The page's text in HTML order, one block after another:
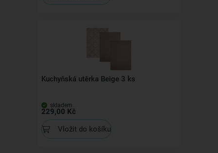
Kuchyňská utěrka Beige 3 ks
skladem
229,00 Kč
Vložit do košíku